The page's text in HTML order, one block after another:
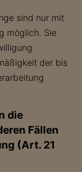
sind nur mit
möglich. Sie
der bis
die
Fällen
(Art. 21